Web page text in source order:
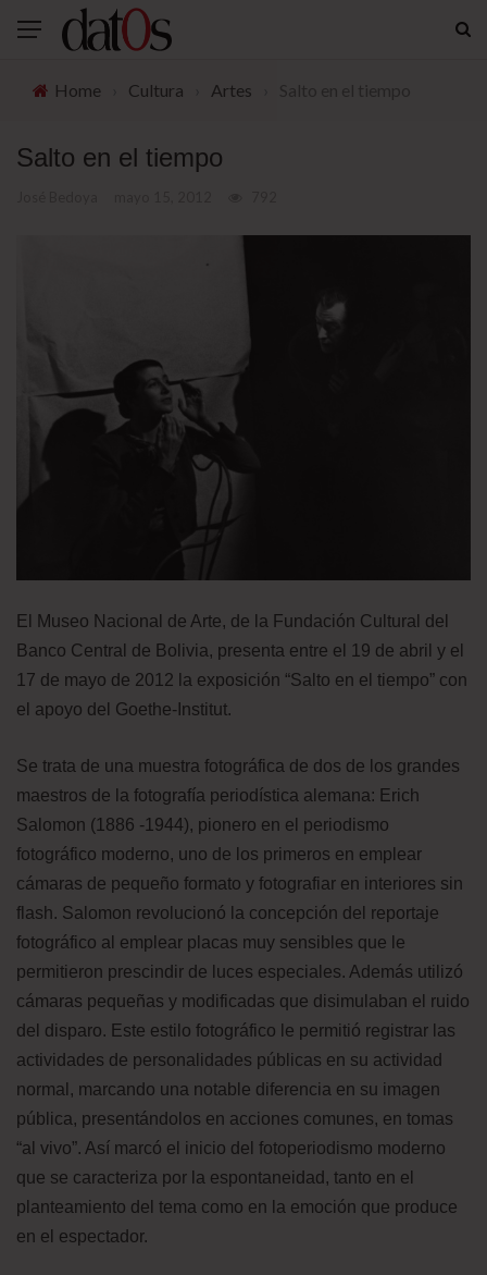
Home Cultura Artes
Salto en el tiempo
El Museo Nacional de Arte, de la Fundación Cultural del
Banco Central de Bolivia, presenta entre el 19 de abril y el
17 de mayo de 2012 la exposición “Salto en el tiempo” con
el apoyo del Goethe-Institut.
Se trata de una muestra fotográfica de dos de los grandes
maestros de la fotografía periodística alemana: Erich
Salomon (1886 -1944), pionero en el periodismo
fotográfico moderno, uno de los primeros en emplear
cámaras de pequeño formato y fotografiar en interiores sin
flash. Salomon revolucionó la concepción del reportaje
fotográfico al emplear placas muy sensibles que le
permitieron prescindir de luces especiales. Además utilizó
cámaras pequeñas y modificadas que disimulaban el ruido
del disparo. Este estilo fotográfico le permitió registrar las
actividades de personalidades públicas en su actividad
normal, marcando una notable diferencia en su imagen
pública, presentándolos en acciones comunes, en tomas
“al vivo”. Así marcó el inicio del fotoperiodismo moderno
que se caracteriza por la espontaneidad, tanto en el
planteamiento del tema como en la emoción que produce
en el espectador.